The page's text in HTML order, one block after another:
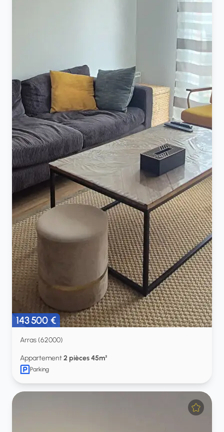
143 500 €
Arras (62000)
Appartement2 pièces 45m²
Parking